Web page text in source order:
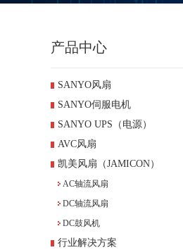
产品中心
SANYO风扇
SANYO伺服电机
SANYO UPS（电源）
AVC风扇
凯美风扇（JAMICON）
AC轴流风扇
DC轴流风扇
DC鼓风机
行业解决方案